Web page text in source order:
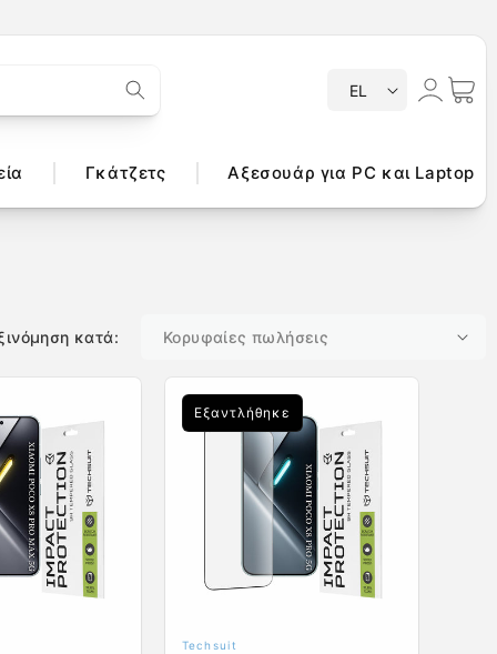
σ
EL Σύνδεση
Καλάθι
Γκάτζετς Αξεσουάρ για PC και Laptop
κατά:
Εξαντλήθηκε
Techsuit